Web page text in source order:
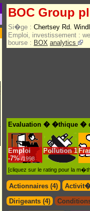
BOC Group
Si�ge : Chertsey Rd.
Emploi, investissement :
bourse : BOX analytics
Evaluation � �thique �
Emploi
-7% /1998
Pollution 1
[cliquez sur le rating pour la
Actionnaires (4)
Dirigeants (4)